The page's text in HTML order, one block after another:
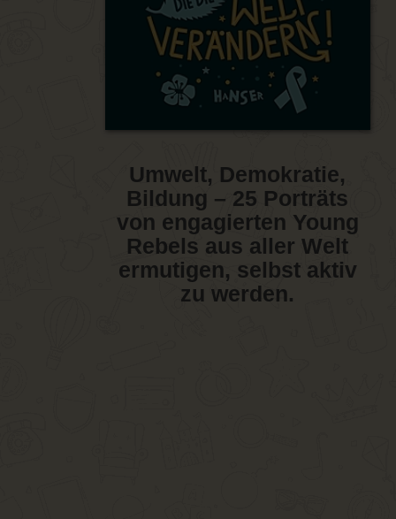
Umwelt, Demokratie,
Bildung – 25 Porträts
von engagierten Young
Rebels aus aller Welt
ermutigen, selbst aktiv
zu werden.